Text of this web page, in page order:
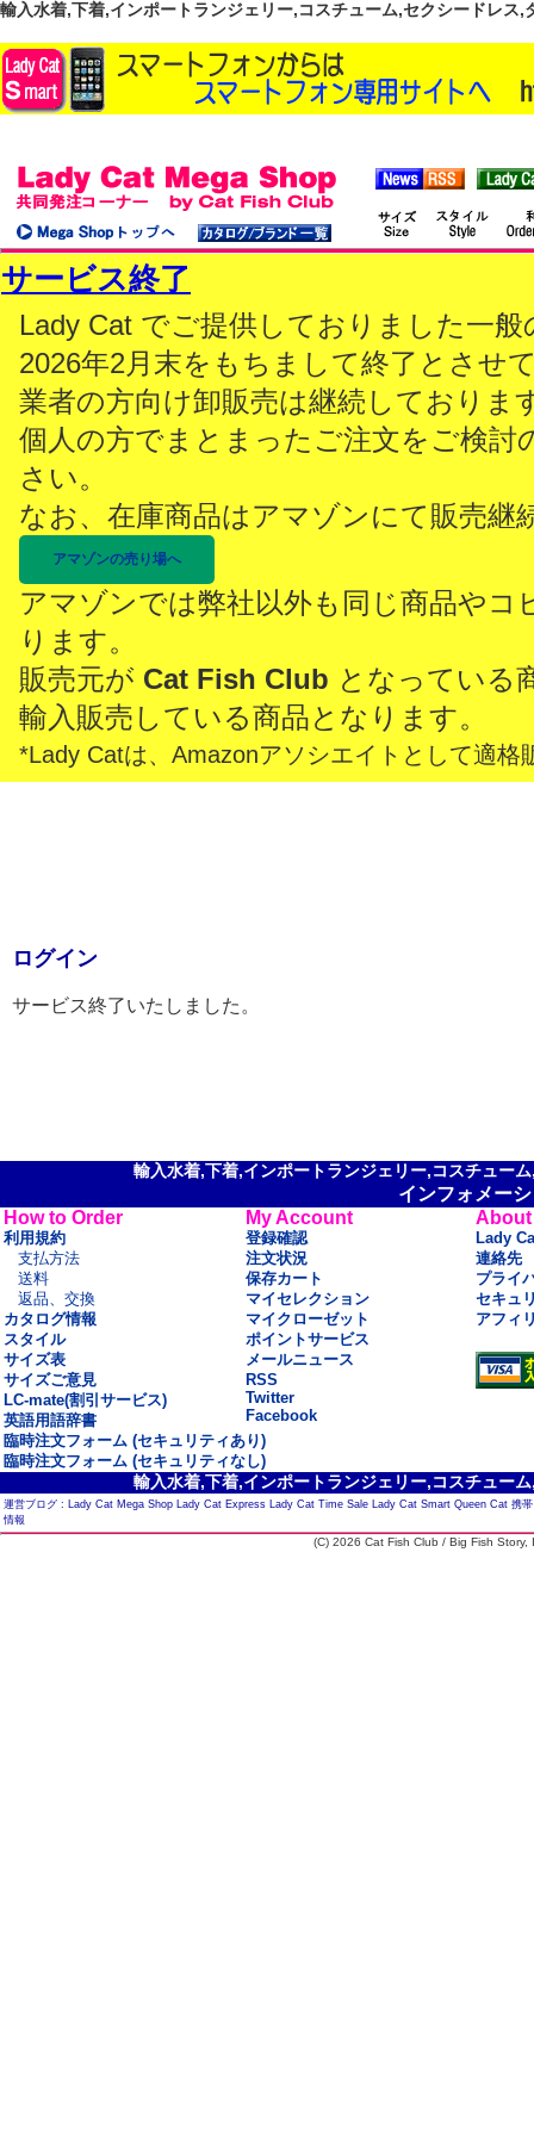
輸入水着,下着,インポートランジェリー,コスチューム,セクシードレス
サービス終了
Lady Cat でご提供しておりました一
2026年2月末をもちまして終了とさせ
業者の方向け卸販売は継続しておりま
個人の方でまとまったご注文をご検討
さい。
なお、在庫商品はアマゾンにて販売継
アマゾンの売り場へ
アマゾンでは弊社以外も同じ商品やコ
ります。
販売元が Cat Fish Club となっている
輸入販売している商品となります。
*Lady Catは、Amazonアソシエイトとして適格
ログイン
サービス終了いたしました。
輸入水着,下着,インポートランジェリー,コスチュー
インフォメー
How to Order
利用規約
支払方法
送料
返品、交換
カタログ情報
スタイル
サイズ表
サイズご意見
LC-mate(割引サービス)
英語用語辞書
My Account
登録確認
注文状況
保存カート
マイセレクション
マイクローゼット
ポイントサービス
メールニュース
RSS
Twitter
Facebook
About
Lady
連絡先
プライ
セキュ
アフィ
臨時注文フォーム (セキュリティあり)
臨時注文フォーム (セキュリティなし)
輸入水着,下着,インポートランジェリー,コスチュー
運営ブログ : Lady Cat Mega Shop Lady Cat Express Lady Cat Time Sale Lady Cat Smart Queen Cat 携
情報
(C) 2026 Cat Fish Club / Big Fish Story,